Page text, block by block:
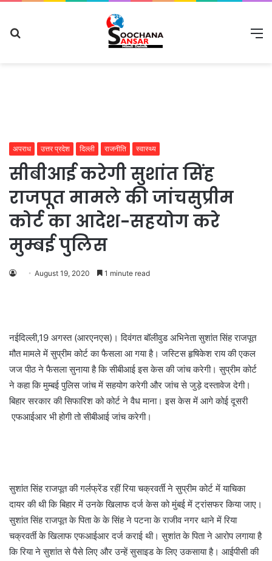
अपराध उत्तर प्रदेश दिल्ली राजनीति स्वास्थ्य
सीबीआई करेगी सुशांत सिंह
राजपूत मामले की जांचसुप्रीम
कोर्ट का आदेश-सहयोग करे
मुम्बई पुलिस
August 19, 2020 1 minute read
नईदिल्ली,19 अगस्त (आरएनएस)। दिवंगत बॉलीवुड अभिनेता सुशांत सिंह राजपूत
मौत मामले में सुप्रीम कोर्ट का फैसला आ गया है। जस्टिस हृषिकेश राय की एकल
जज पीठ ने फैसला सुनाया है कि सीबीआई इस केस की जांच करेगी। सुप्रीम कोर्ट
ने कहा कि मुम्बई पुलिस जांच में सहयोग करेगी और जांच से जुड़े दस्तावेज देगी।
बिहार सरकार की सिफारिश को कोर्ट ने वैध माना। इस केस में आगे कोई दूसरी
एफआईआर भी होगी तो सीबीआई जांच करेगी।
सुशांत सिंह राजपूत की गर्लफ्रेंड रहीं रिया चक्रवर्ती ने सुप्रीम कोर्ट में याचिका
दायर की थी कि बिहार में उनके खिलाफ दर्ज केस को मुंबई में ट्रांसफर किया जाए।
सुशांत सिंह राजपूत के पिता के के सिंह ने पटना के राजीव नगर थाने में रिया
चक्रवर्ती के खिलाफ एफआईआर दर्ज कराई थी। सुशांत के पिता ने आरोप लगाया है
कि रिया ने सुशांत से पैसे लिए और उन्हें सुसाइड के लिए उकसाया है। आईपीसी की